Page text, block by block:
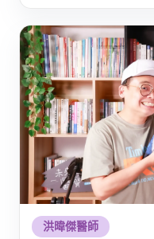
洪暐傑醫師